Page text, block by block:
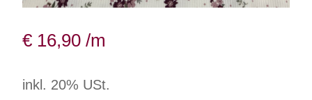
€ 16,90 /m
inkl. 20% USt.